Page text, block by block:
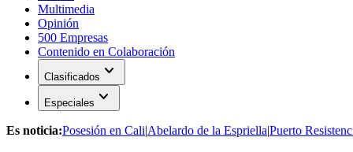
Multimedia
Opinión
500 Empresas
Contenido en Colaboración
Clasificados expand_more
Especiales expand_more
Es noticia:Posesión en Cali|Abelardo de la Espriella|Puerto